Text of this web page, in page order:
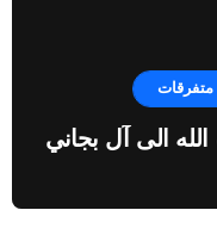
متفرقات
الى آل بجاني